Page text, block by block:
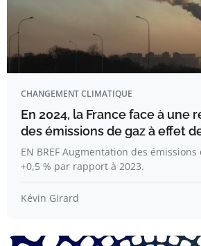
CHANGEMENT CLIMATIQUE
En 2024, la France face à une
des émissions de gaz à effet
EN BREF Augmentation des émissions
+0,5 % par rapport à 2023.
Kévin Girard